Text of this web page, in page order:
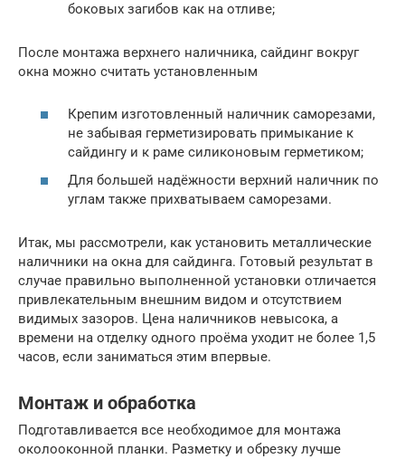
боковых загибов как на отливе;
После монтажа верхнего наличника, сайдинг вокруг
окна можно считать установленным
Крепим изготовленный наличник саморезами,
не забывая герметизировать примыкание к
сайдингу и к раме силиконовым герметиком;
Для большей надёжности верхний наличник по
углам также прихватываем саморезами.
Итак, мы рассмотрели, как установить металлические
наличники на окна для сайдинга. Готовый результат в
случае правильно выполненной установки отличается
привлекательным внешним видом и отсутствием
видимых зазоров. Цена наличников невысока, а
времени на отделку одного проёма уходит не более 1,5
часов, если заниматься этим впервые.
Монтаж и обработка
Подготавливается все необходимое для монтажа
околооконной планки. Разметку и обрезку лучше